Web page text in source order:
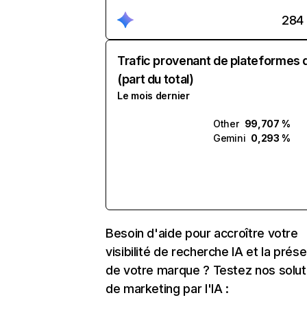
284
Trafic provenant de plateformes
(part du total)
Le mois dernier
Other 99,707 %
Gemini 0,293 %
Besoin d'aide pour accroître votre
visibilité de recherche IA et la
de votre marque ? Testez nos
de marketing par l'IA :